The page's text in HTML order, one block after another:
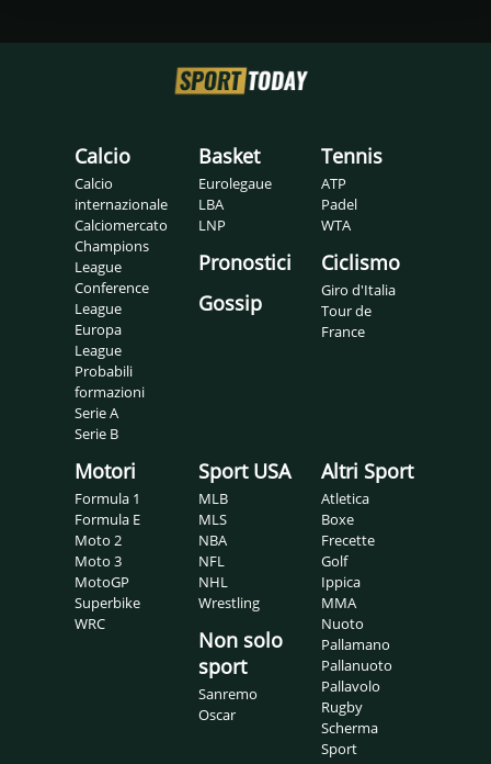
Calcio
Calcio
internazionale
Calciomercato
Champions
League
Conference
League
Europa
League
Probabili
formazioni
Serie A
Serie B
Basket
Eurolegaue
LBA
LNP
Pronostici
Gossip
Tennis
ATP
Padel
WTA
Ciclismo
Giro d'Italia
Tour de
France
Motori
Formula 1
Formula E
Moto 2
Moto 3
MotoGP
Superbike
WRC
Sport USA
MLB
MLS
NBA
NFL
NHL
Wrestling
Non solo
sport
Sanremo
Oscar
Altri Sport
Atletica
Boxe
Frecette
Golf
Ippica
MMA
Nuoto
Pallamano
Pallanuoto
Pallavolo
Rugby
Scherma
Sport